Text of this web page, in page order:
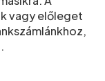
vagy előleget